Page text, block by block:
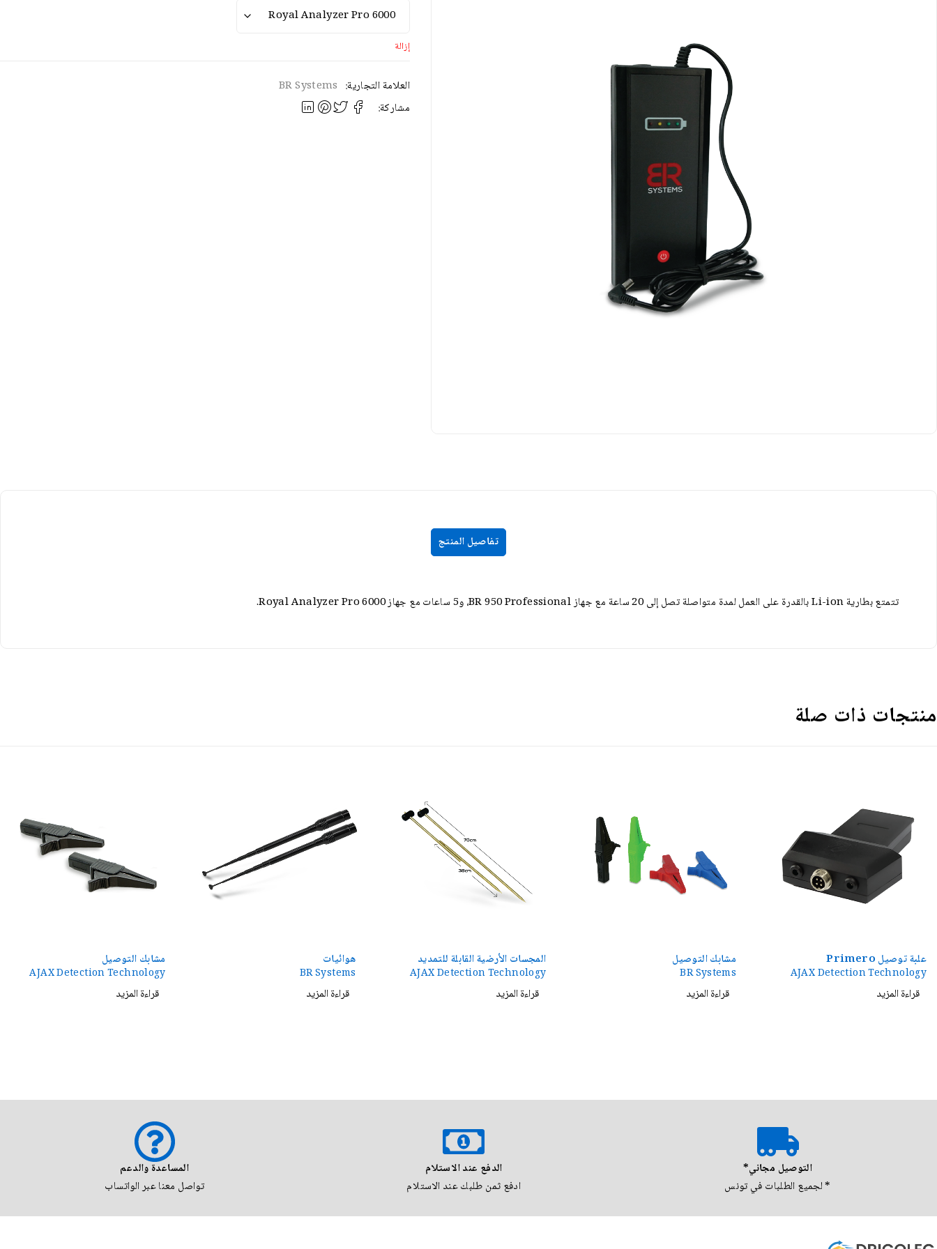
إزالة
العلامة التجارية: BR Systems
مشاركة:
تفاصيل المنتج
تتمتع بطارية Li-ion بالقدرة على العمل لمدة متواصلة تصل إلى 20 ساعة مع جهاز BR 950 Professional، و5 ساعات مع جهاز Royal Analyzer Pro 6000.
منتجات ذات صلة
علبة توصيل Primero
AJAX Detection Technology
قراءة المزيد
مشابك التوصيل
BR Systems
قراءة المزيد
المجسات الأرضية القابلة للتمديد
AJAX Detection Technology
قراءة المزيد
هوائيات
BR Systems
قراءة المزيد
مشابك التوصيل
AJAX Detection Technology
قراءة المزيد
التوصيل مجاني*
* لجميع الطلبات في تونس
الدفع عند الاستلام
ادفع ثمن طلبك عند الاستلام
المساعدة والدعم
تواصل معنا عبر الواتساب